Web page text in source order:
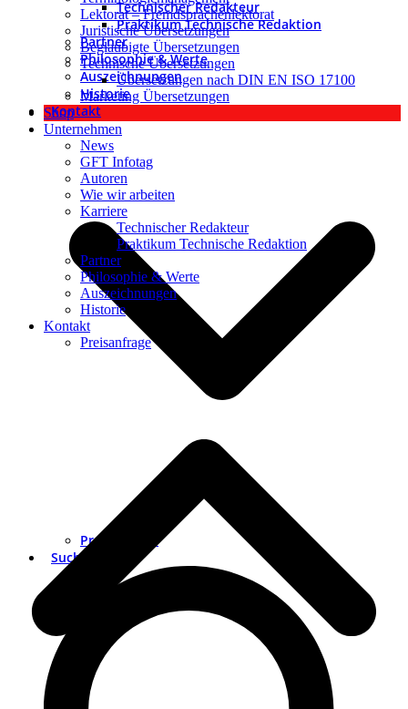
Technischer Redakteur
Praktikum Technische Redaktion
Partner
Philosophie & Werte
Auszeichnungen
Historie
Kontakt
Preisanfrage
Suche
Lektorat – Fremdsprachenlektorat
Juristische Übersetzungen
Beglaubigte Übersetzungen
Technische Übersetzungen
Übersetzungen nach DIN EN ISO 17100
Marketing Übersetzungen
Shop
Unternehmen
News
GFT Infotag
Autoren
Wie wir arbeiten
Karriere
Technischer Redakteur
Praktikum Technische Redaktion
Partner
Philosophie & Werte
Auszeichnungen
Historie
Kontakt
Preisanfrage